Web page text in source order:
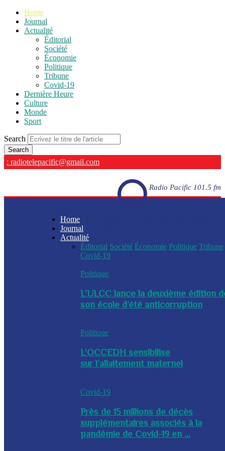
Home
Journal
Actualité
Éditorial
Société
Économie
Politique
Tribune
Covid-19
Dernière Heure
Culture
Monde
Sport
Search
: radiotelepacific@gmail.com
Radio Pacific 101.5 fm
Home
Journal
Actualité
Éditorial Société Économie Politique Tribune
Covid-19
Politique
L’ULCC lance la deuxième édition
son école d’été anticorruption
Politique
L’OCCEDH sensibilise
sur l’allaitement maternel
Covid-19
Près de 15 millions de décès
supplémentaires associés à la
pandémie de Covid-19 en ...